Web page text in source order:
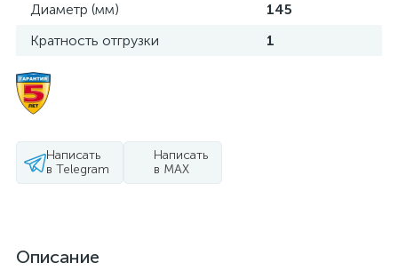
Диаметр (мм)
145
Кратность отгрузки
1
Написать
в Telegram
Написать
в MAX
Описание